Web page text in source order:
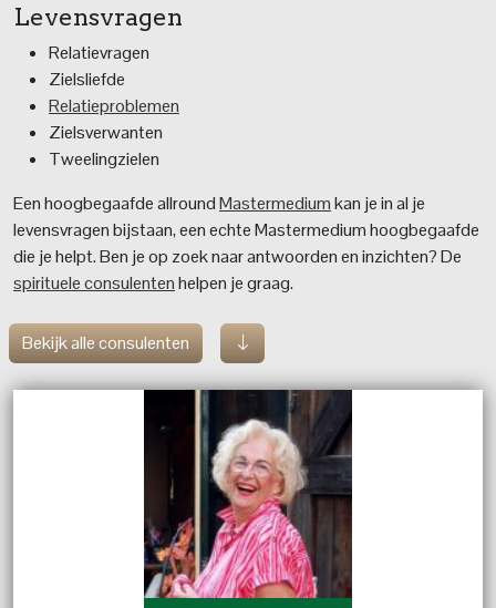
Levensvragen
Relatievragen
Zielsliefde
Relatieproblemen
Zielsverwanten
Tweelingzielen
Een hoogbegaafde allroundMastermediumkan je in al je
levensvragen bijstaan, een echte Mastermedium hoogbegaafde
die je helpt. Ben je op zoek naar antwoorden en inzichten? De
spirituele consulentenhelpen je graag.
Bekijk alle consulenten